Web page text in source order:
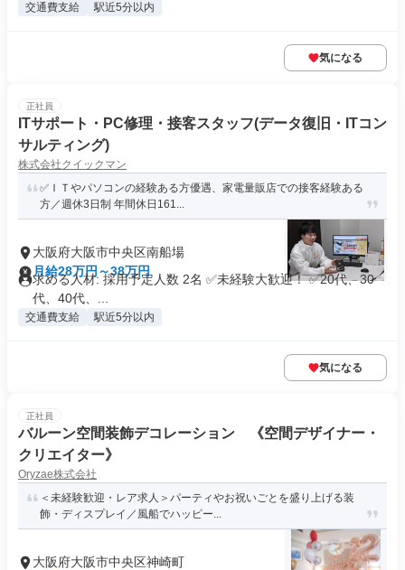
交通費支給 駅近5分以内
気になる
正社員
ITサポート・PC修理・接客スタッフ(データ復旧・ITコン
サルティング)
株式会社クイックマン
✅ＩＴやパソコンの経験ある方優遇、家電量販店での接客経験ある
方／週休3日制 年間休日161...
大阪府大阪市中央区南船場
月給28万円～38万円
求める人材: 採用予定人数 2名 ✅未経験大歓迎！ ✅20代、30
代、40代、...
交通費支給 駅近5分以内
気になる
正社員
バルーン空間装飾デコレーション 《空間デザイナー・
クリエイター》
Oryzae株式会社
＜未経験歓迎・レア求人＞パーティやお祝いごとを盛り上げる装
飾・ディスプレイ／風船でハッピー...
大阪府大阪市中央区神崎町